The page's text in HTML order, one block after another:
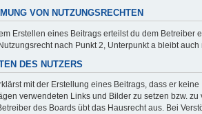
VON NUTZUNGSRECHTEN
Erstellen eines Beitrags erteilst du dem
nach Punkt 2, Unterpunkt a bleibt
DES NUTZERS
mit der Erstellung eines Beitrags, dass er
verwendeten Links und Bilder zu setzen bzw. zu
des Boards übt das Hausrecht aus. Bei